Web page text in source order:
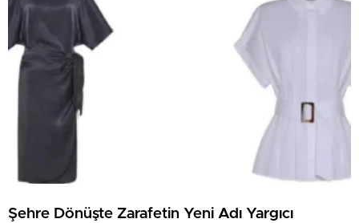
Şehre Dönüşte Zarafetin Yeni Adı Yargıcı